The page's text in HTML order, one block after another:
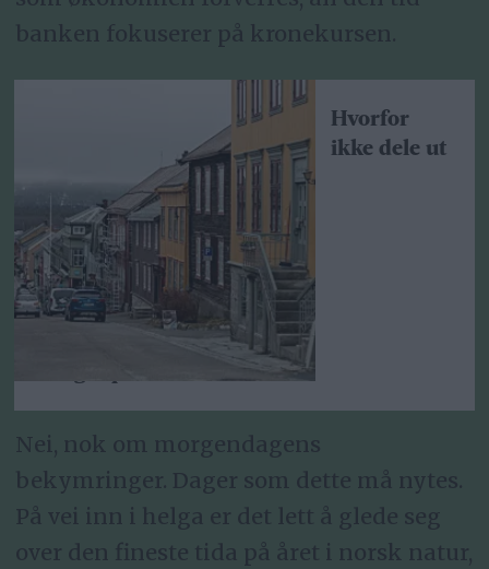
banken fokuserer på kronekursen.
Hvorfor
ikke dele ut
Nei, nok om morgendagens
bekymringer. Dager som dette må nytes.
På vei inn i helga er det lett å glede seg
over den fineste tida på året i norsk natur,